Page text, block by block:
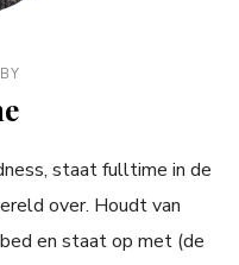
staat fulltime in de
over. Houdt van
en staat op met (de